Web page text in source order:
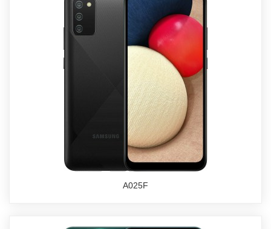
A025F